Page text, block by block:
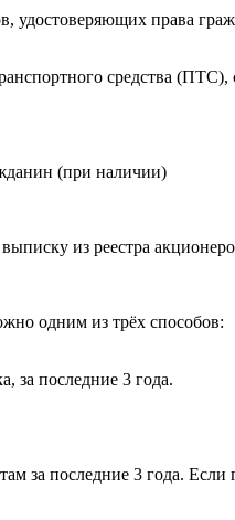
права
средства (ПТС),
(при наличии)
из реестра
одним из трёх способов:
последние 3 года.
за последние 3 года.